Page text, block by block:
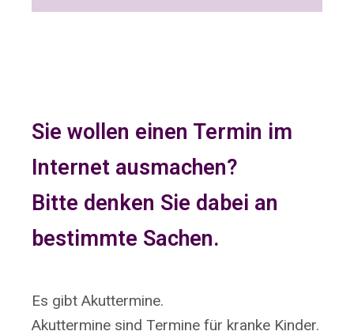
Sie wollen einen Termin im
Internet ausmachen?
Bitte denken Sie dabei an
bestimmte Sachen.
Es gibt Akuttermine.
Akuttermine sind Termine für kranke Kinder.